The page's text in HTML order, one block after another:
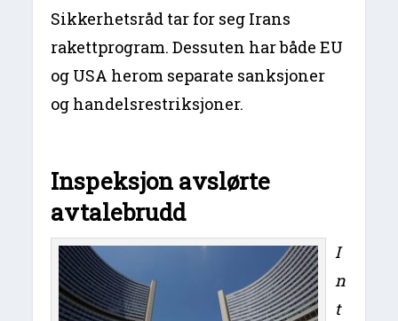
Sikkerhetsråd tar for seg Irans
rakettprogram. Dessuten har både EU
og USA herom separate sanksjoner
og handelsrestriksjoner.
Inspeksjon avslørte
avtalebrudd
I
n
t